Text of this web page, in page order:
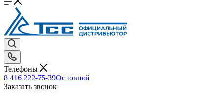
Телефоны
8 416 222-75-39Основной
Заказать звонок